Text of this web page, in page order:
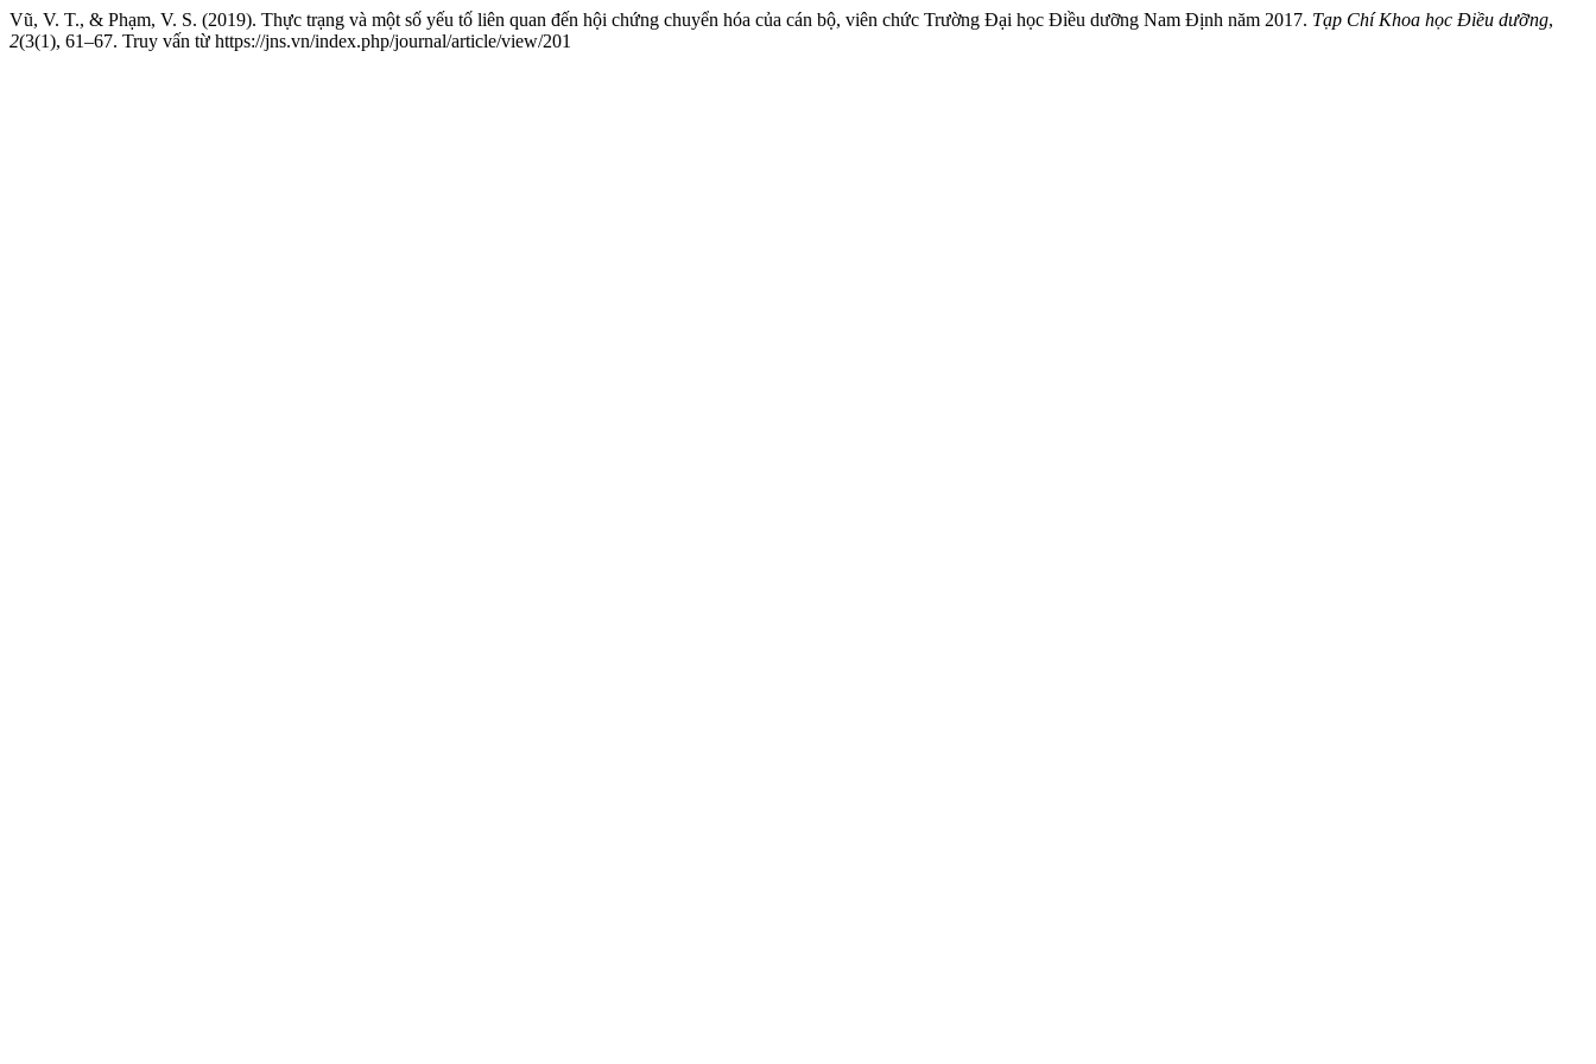
Vũ, V. T., & Phạm, V. S. (2019). Thực trạng và một số yếu tố liên quan đến hội chứng chuyển hóa của cán bộ, viên chức Trường Đại học Điều dưỡng Nam Định năm 2017. Tạp Chí Khoa học Điều dưỡng,
2(3(1), 61–67. Truy vấn từ https://jns.vn/index.php/journal/article/view/201